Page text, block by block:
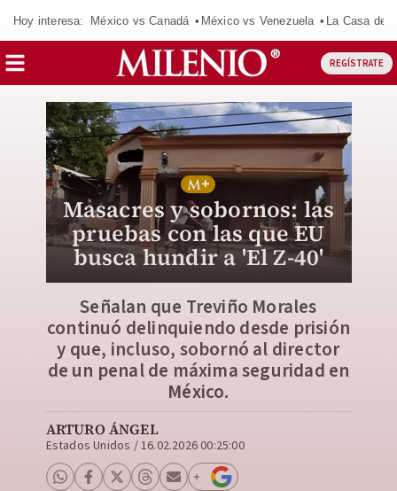
Hoy interesa: México vs Canadá México vs Venezuela La Casa de
REGÍSTRATE
Masacres y sobornos: las
pruebas con las que EU
busca hundir a 'El Z-40'
Señalan que Treviño Morales
continuó delinquiendo desde prisión
y que, incluso, sobornó al director
de un penal de máxima seguridad en
México.
ARTURO ÁNGEL
Estados Unidos /16.02.2026 00:25:00